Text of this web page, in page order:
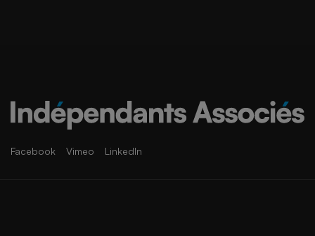
Facebook Vimeo LinkedIn